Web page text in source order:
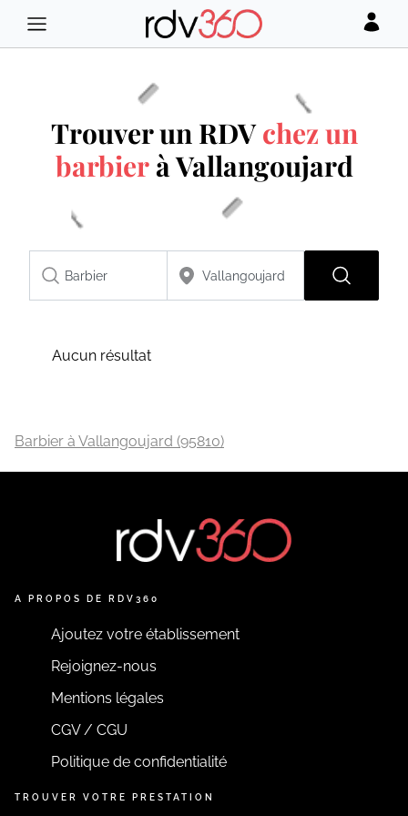
Trouver un RDVchez un
barbierà Vallangoujard
Aucun résultat
Barbier à Vallangoujard (95810)
A PROPOS DE RDV360
Ajoutez votre établissement
Rejoignez-nous
Mentions légales
CGV / CGU
Politique de confidentialité
TROUVER VOTRE PRESTATION